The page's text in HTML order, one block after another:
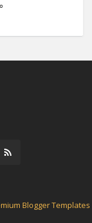
Blogger Templates